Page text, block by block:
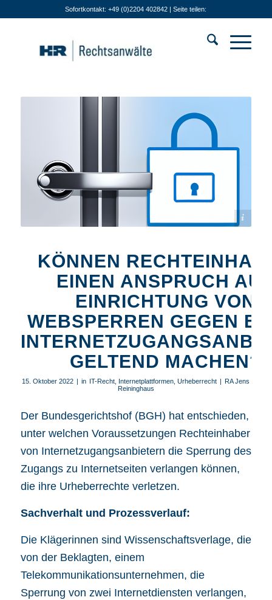
Sofortkontakt: +49 (0)2204 402842 | Seite teilen:
Bildquelle: KI-generiert
KÖNNEN
EINEN ANSPRUCH
EINRICHTUNG VON
WEBSPERREN GEGEN
GELTEND MACHEN?
15. Oktober 2022 in IT-Recht, Internetplattformen,Urheberrecht
RA Jens
Reininghaus
Der Bundesgerichtshof (BGH) hat entschieden,
unter welchen Voraussetzungen Rechteinhaber
von Internetzugangsanbietern die Sperrung des
Zugangs zu Internetseiten verlangen können,
die ihre Urheberrechte verletzen.
Sachverhalt und Prozessverlauf:
Die Klägerinnen sind Wissenschaftsverlage, die
von der Beklagten, einem
Telekommunikationsunternehmen, die
Sperrung von zwei Internetdiensten verlangen,